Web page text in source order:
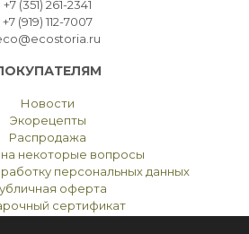
+7 (351) 261-2341
+7 (919) 112-7007
Новости
Экорецепты
Распродажа
некоторые вопросы
персональных данных
оферта
сертификат